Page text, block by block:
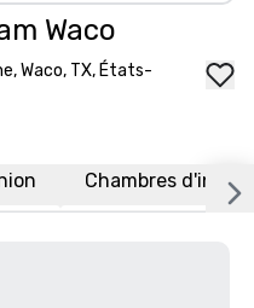
Waco
Waco, TX, États-
Chambres